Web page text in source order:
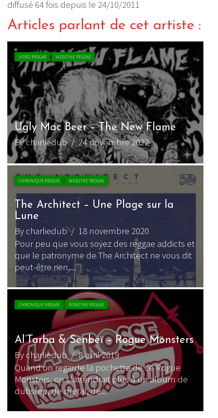
diffusé 64 fois depuis le 24/10/2011
Articles parlant de cet artiste :
VIDEO REGGAE WEBZINE REGGAE
Ugly Mac Beer – The New Flame
By charliedub/ 24 novembre 2022
CHRONIQUE REGGAE WEBZINE REGGAE
The Architect – Une Plage sur la
Lune
By charliedub/ 18 novembre 2020
Pour peu que vous soyez des reggae addicts et
que le patronyme de The Architect ne vous dit
peut-être rien,...
CHRONIQUE REGGAE WEBZINE REGGAE
Al’Tarba & Senbeï – Rogue Monsters
By charliedub/ 8 avril 2019
Quand on regarde la pochette de ce Rogue
Monsters, on s'attendrait plus à un album de
dubstep, de metal, de...